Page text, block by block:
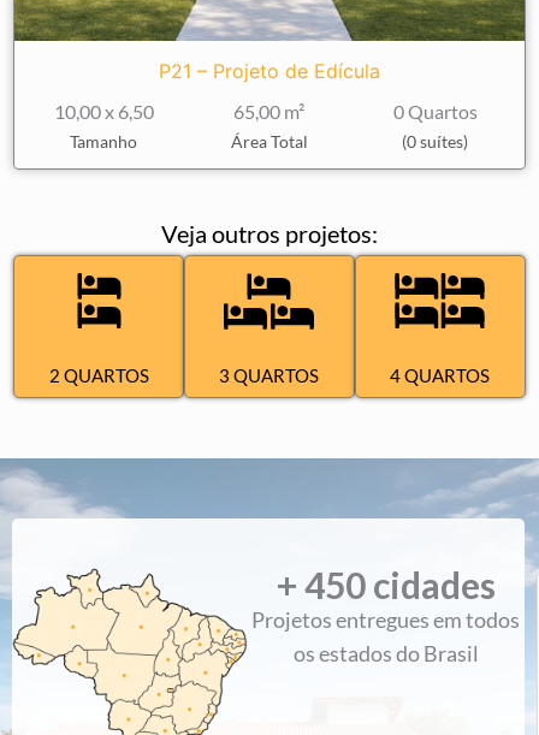
P21 – Projeto de Edícula
10,00 x 6,50
Tamanho
65,00 m²
Área Total
0 Quartos
(0 suítes)
Veja outros projetos:
2 QUARTOS 3 QUARTOS 4 QUARTOS
Projetos entregues em todos
os estados do Brasil
+ 450 cidades
"Recebi os arquivos na hora, tudo certo, detalhado e
organizado. Ótimo trabalho."
Jairo | Feira de Santana - Bahia